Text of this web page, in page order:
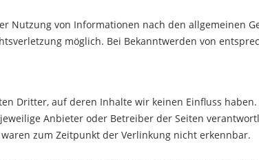
Nutzung von Informationen nach den allgemeinen
möglich. Bei Bekanntwerden von
Dritter, auf deren Inhalte wir keinen Einfluss
Anbieter oder Betreiber der Seiten
zum Zeitpunkt der Verlinkung nicht erkennbar.